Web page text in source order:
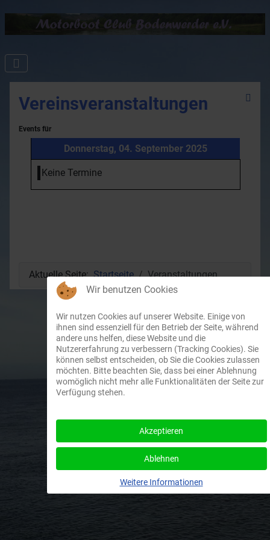
Vereinsveranstaltungen
Events für
Donnerstag, 04. September 2025
Keine Termine
Aktuelle Seite:Startseite
Veranstaltungen
Wir benutzen Cookies
Wir nutzen Cookies auf unserer Website. Einige von
ihnen sind essenziell für den Betrieb der Seite, während
andere uns helfen, diese Website und die
Nutzererfahrung zu verbessern (Tracking Cookies). Sie
können selbst entscheiden, ob Sie die Cookies zulassen
möchten. Bitte beachten Sie, dass bei einer Ablehnung
womöglich nicht mehr alle Funktionalitäten der Seite zur
Verfügung stehen.
Akzeptieren
Ablehnen
Weitere Informationen